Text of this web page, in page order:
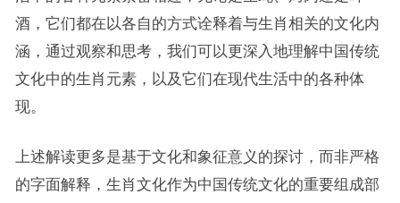
酒，它们都在以各自的方式诠释着与生肖相关的文化内
涵，通过观察和思考，我们可以更深入地理解中国传统
文化中的生肖元素，以及它们在现代生活中的各种体
现。
上述解读更多是基于文化和象征意义的探讨，而非严格
的字面解释，生肖文化作为中国传统文化的重要组成部